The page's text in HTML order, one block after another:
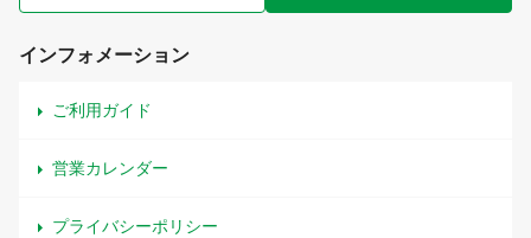
インフォメーション
ご利用ガイド
営業カレンダー
プライバシーポリシー